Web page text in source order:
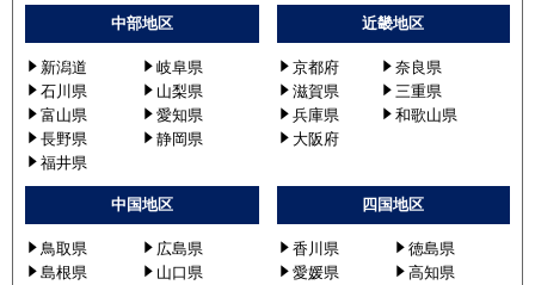
中部地区
新潟道
岐阜県
石川県
山梨県
富山県
愛知県
長野県
静岡県
福井県
近畿地区
京都府
奈良県
滋賀県
三重県
兵庫県
和歌山県
大阪府
中国地区
鳥取県
広島県
島根県
山口県
四国地区
香川県
徳島県
愛媛県
高知県